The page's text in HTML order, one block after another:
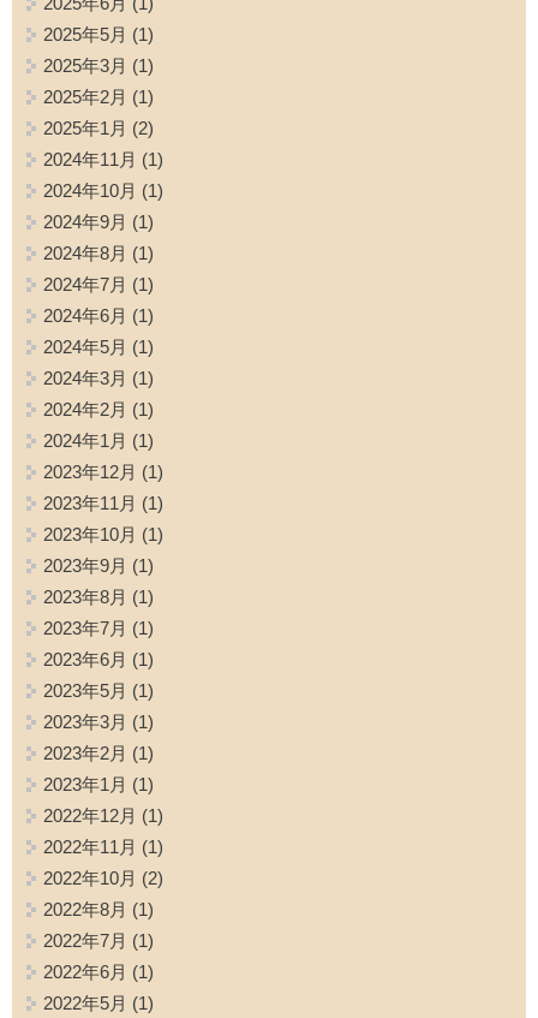
2025年5月 (1)
2025年3月 (1)
2025年2月 (1)
2025年1月 (2)
2024年11月 (1)
2024年10月 (1)
2024年9月 (1)
2024年8月 (1)
2024年7月 (1)
2024年6月 (1)
2024年5月 (1)
2024年3月 (1)
2024年2月 (1)
2024年1月 (1)
2023年12月 (1)
2023年11月 (1)
2023年10月 (1)
2023年9月 (1)
2023年8月 (1)
2023年7月 (1)
2023年6月 (1)
2023年5月 (1)
2023年3月 (1)
2023年2月 (1)
2023年1月 (1)
2022年12月 (1)
2022年11月 (1)
2022年10月 (2)
2022年8月 (1)
2022年7月 (1)
2022年6月 (1)
2022年5月 (1)